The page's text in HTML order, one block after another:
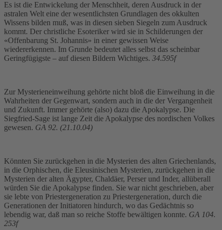
Es ist die Entwickelung der Menschheit, deren Ausdruck in der
astralen Welt eine der wesentlichsten Grundlagen des okkulten
Wissens bilden muß, was in diesen sieben Siegeln zum Ausdruck
kommt. Der christliche Esoteriker wird sie in Schilderungen der
«Offenbarung St. Johannis» in einer gewissen Weise
wiedererkennen. Im Grunde bedeutet alles selbst das scheinbar
Geringfügigste – auf diesen Bildern Wichtiges. 34.595f
Zur Mysterieneinweihung gehörte nicht bloß die Einweihung in die
Wahrheiten der Gegenwart, sondern auch in die der Vergangenheit
und Zukunft. Immer gehörte (also) dazu die Apokalypse. Die
Siegfried-Sage ist lange Zeit die Apokalypse des nordischen Volkes
gewesen. GA 92. (21.10.04)
Könnten Sie zurückgehen in die Mysterien des alten Griechenlands,
in die Orphischen, die Eleusinischen Mysterien, zurückgehen in die
Mysterien der alten Ägypter, Chaldäer, Perser und Inder, allüberall
würden Sie die Apokalypse finden. Sie war nicht geschrieben, aber
sie lebte von Priestergeneration zu Priestergeneration, durch die
Generationen der Initiatoren hindurch, wo das Gedächtnis so
lebendig war, daß man so reiche Stoffe bewältigen konnte. GA 104.
253f